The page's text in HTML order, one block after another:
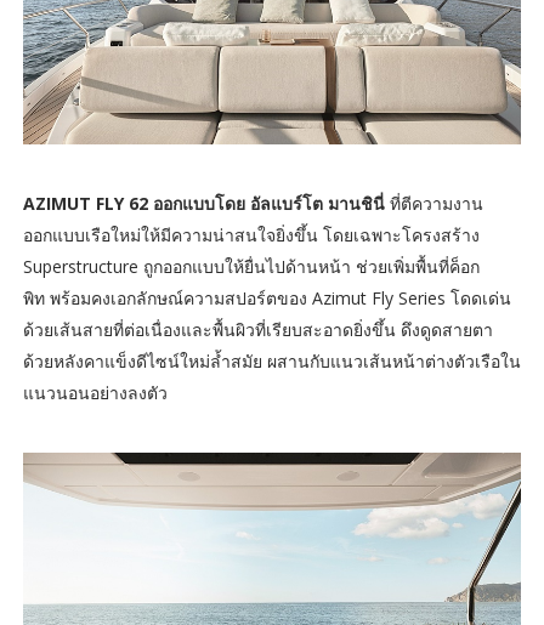
AZIMUT FLY 62 ออกแบบโดย อัลแบร์โต มานชินี่ ที่ตีความงาน
ออกแบบเรือใหม่ให้มีความน่าสนใจยิ่งขึ้น โดยเฉพาะโครงสร้าง
Superstructure ถูกออกแบบให้ยื่นไปด้านหน้า ช่วยเพิ่มพื้นที่ค็อก
พิท พร้อมคงเอกลักษณ์ความสปอร์ตของ Azimut Fly Series โดดเด่น
ด้วยเส้นสายที่ต่อเนื่องและพื้นผิวที่เรียบสะอาดยิ่งขึ้น ดึงดูดสายตา
ด้วยหลังคาแข็งดีไซน์ใหม่ล้ำสมัย ผสานกับแนวเส้นหน้าต่างตัวเรือใน
แนวนอนอย่างลงตัว